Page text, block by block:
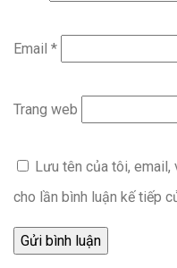
Email *
Trang web
Lưu tên của tôi,
cho lần bình luận kế tiếp